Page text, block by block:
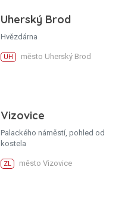
Uherský Brod
Hvězdárna
UH město Uherský Brod
Vizovice
Palackého náměstí, pohled od
kostela
ZL město Vizovice